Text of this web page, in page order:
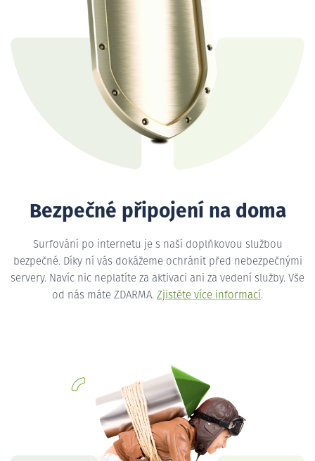
Bezpečné připojení na doma
Surfování po internetu je s naší doplňkovou službou
bezpečné. Díky ní vás dokážeme ochránit před nebezpečnými
servery. Navíc nic neplatíte za aktivaci ani za vedení služby. Vše
od nás máte ZDARMA. Zjistěte více informací.